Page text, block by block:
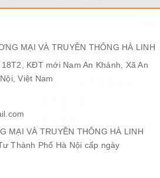
g/phút, làm khô nhanh chóng.
MẠI VÀ TRUYỀN THÔNG HÀ LINH
KĐT mới Nam An Khánh, Xã An
Việt Nam
MẠI VÀ TRUYỀN THÔNG HÀ LINH
Thành Phố Hà Nội cấp ngày